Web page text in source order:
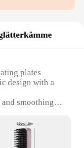
plates
design with a
smoothing
technology
travel